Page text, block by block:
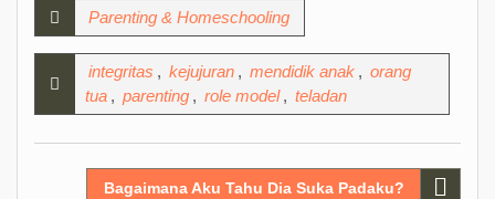
Parenting & Homeschooling
integritas , kejujuran , mendidik anak , orang
tua , parenting , role model , teladan
Bagaimana Aku Tahu Dia Suka Padaku?